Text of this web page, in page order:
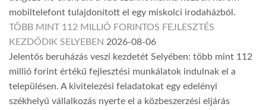
mobiltelefont tulajdonított el egy miskolci irodaházból.
TÖBB MINT 112 MILLIÓ FORINTOS FEJLESZTÉS
KEZDŐDIK SELYEBEN 2026-08-06
Jelentős beruházás veszi kezdetét Selyében: több mint 112
millió forint értékű fejlesztési munkálatok indulnak el a
településen. A kivitelezési feladatokat egy edelényi
székhelyű vállalkozás nyerte el a közbeszerzési eljárás